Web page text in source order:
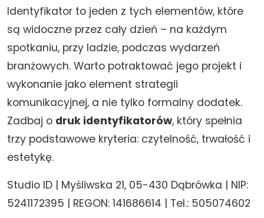
Identyfikator to jeden z tych elementów, które
są widoczne przez cały dzień – na każdym
spotkaniu, przy ladzie, podczas wydarzeń
branżowych. Warto potraktować jego projekt i
wykonanie jako element strategii
komunikacyjnej, a nie tylko formalny dodatek.
Zadbaj o druk identyfikatorów, który spełnia
trzy podstawowe kryteria: czytelność, trwałość i
estetykę.
Studio ID | Myśliwska 21, 05-430 Dąbrówka | NIP:
5241172395 | REGON: 141686614 | Tel.: 505074602